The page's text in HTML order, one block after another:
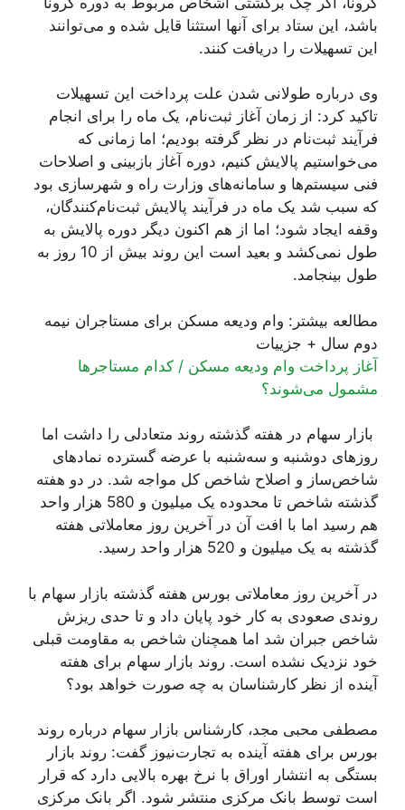
باشد، این ستاد برای آنها استثنا قايل شده و می‌توانند
این تسهیلات را دریافت کنند.
وی درباره طولانی شدن علت پرداخت این تسهیلات
تاکید کرد: از زمان آغاز ثبت‌نام، یک ماه را برای انجام
فرآیند ثبت‌نام در نظر گرفته بودیم؛ اما زمانی که
می‌خواستیم پالایش کنیم، دوره آغاز بازبینی و اصلاحات
فنی سیستم‌ها و سامانه‌های وزارت راه و شهرسازی بود
که سبب شد یک ماه در فرآیند پالایش ثبت‌نام‌کنندگان،
وقفه ایجاد شود؛ اما از هم اکنون دیگر دوره پالایش به
طول نمی‌کشد و بعید است این روند بیش از 10 روز به
طول بینجامد.
مطالعه بیشتر: وام ودیعه مسکن برای مستاجران نیمه
دوم سال + جزيیات
آغاز پرداخت وام ودیعه مسکن / کدام مستاجرها
مشمول می‌شوند؟
بازار سهام در هفته گذشته روند متعادلی را داشت اما
روزهای دوشنبه و سه‌شنبه با عرضه گسترده نمادهای
شاخص‌ساز و اصلاح شاخص کل مواجه شد. در دو هفته
گذشته شاخص تا محدوده یک میلیون و 580 هزار واحد
هم رسید اما با افت آن در آخرین روز معاملاتی هفته
گذشته به یک میلیون و 520 هزار واحد رسید.
در آخرین روز معاملاتی بورس هفته گذشته بازار سهام با
روندی صعودی به کار خود پایان داد و تا حدی ریزش
شاخص جبران شد اما همچنان شاخص به مقاومت قبلی
خود نزدیک نشده است. روند بازار سهام برای هفته
آینده از نظر کارشناسان به چه صورت خواهد بود؟
مصطفی محبی مجد، کارشناس بازار سهام درباره روند
بورس برای هفته آینده به تجارت‌نیوز گفت: روند بازار
بستگی به انتشار اوراق با نرخ بهره بالایی دارد که قرار
است توسط بانک مرکزی منتشر شود. اگر بانک مرکزی